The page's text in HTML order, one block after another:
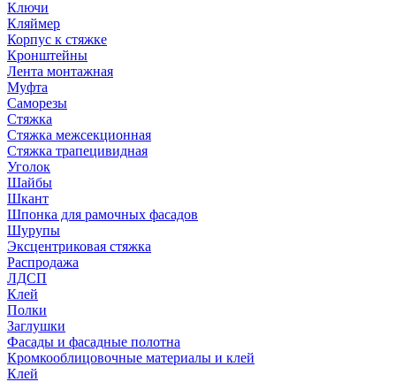
Ключи
Кляймер
Корпус к стяжке
Кронштейны
Лента монтажная
Муфта
Саморезы
Стяжка
Стяжка межсекционная
Стяжка трапецивидная
Уголок
Шайбы
Шкант
Шпонка для рамочных фасадов
Шурупы
Эксцентриковая стяжка
Распродажа
ЛДСП
Клей
Полки
Заглушки
Фасады и фасадные полотна
Кромкооблицовочные материалы и клей
Клей